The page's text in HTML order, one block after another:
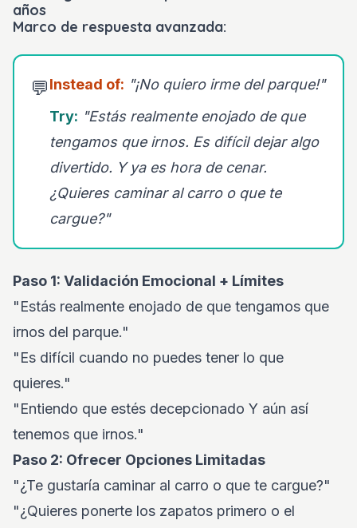
años
Marco de respuesta avanzada:
💬Instead of: "¡No quiero irme del parque!"
Try: "Estás realmente enojado de que
tengamos que irnos. Es difícil dejar algo
divertido. Y ya es hora de cenar.
¿Quieres caminar al carro o que te
cargue?"
Paso 1: Validación Emocional + Límites
"Estás realmente enojado de que tengamos que
irnos del parque."
"Es difícil cuando no puedes tener lo que
quieres."
"Entiendo que estés decepcionado Y aún así
tenemos que irnos."
Paso 2: Ofrecer Opciones Limitadas
"¿Te gustaría caminar al carro o que te cargue?"
"¿Quieres ponerte los zapatos primero o el